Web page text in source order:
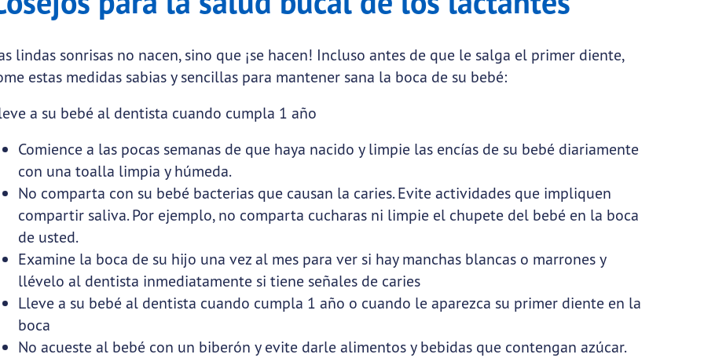
lindas sonrisas no nacen, sino que ¡se hacen! Incluso antes de que le salga el primer diente,
estas medidas sabias y sencillas para mantener sana la boca de su bebé:
a su bebé al dentista cuando cumpla 1 año
Comience a las pocas semanas de que haya nacido y limpie las encías de su bebé diariamente
con una toalla limpia y húmeda.
No comparta con su bebé bacterias que causan la caries. Evite actividades que impliquen
compartir saliva. Por ejemplo, no comparta cucharas ni limpie el chupete del bebé en la boca
de usted.
Examine la boca de su hijo una vez al mes para ver si hay manchas blancas o marrones y
llévelo al dentista inmediatamente si tiene señales de caries
Lleve a su bebé al dentista cuando cumpla 1 año o cuando le aparezca su primer diente en la
boca
No acueste al bebé con un biberón y evite darle alimentos y bebidas que contengan azúcar.